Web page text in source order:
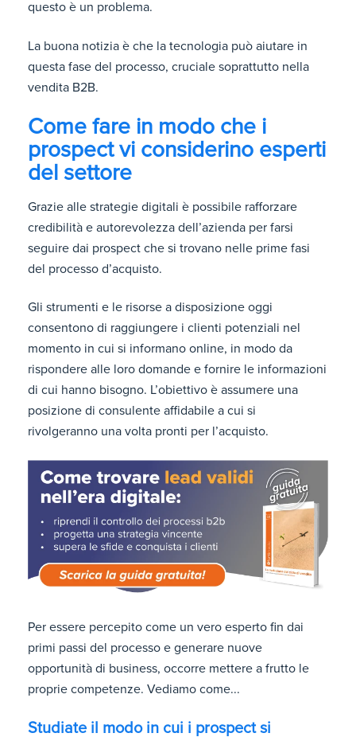
questo è un problema.
La buona notizia è che la tecnologia può aiutare in
questa fase del processo, cruciale soprattutto nella
vendita B2B.
Come fare in modo che i
prospect vi considerino esperti
del settore
Grazie alle strategie digitali è possibile rafforzare
credibilità e autorevolezza dell’azienda per farsi
seguire dai prospect che si trovano nelle prime fasi
del processo d’acquisto.
Gli strumenti e le risorse a disposizione oggi
consentono di raggiungere i clienti potenziali nel
momento in cui si informano online, in modo da
rispondere alle loro domande e fornire le informazioni
di cui hanno bisogno. L’obiettivo è assumere una
posizione di consulente affidabile a cui si
rivolgeranno una volta pronti per l’acquisto.
Per essere percepito come un vero esperto fin dai
primi passi del processo e generare nuove
opportunità di business, occorre mettere a frutto le
proprie competenze. Vediamo come...
Studiate il modo in cui i prospect si